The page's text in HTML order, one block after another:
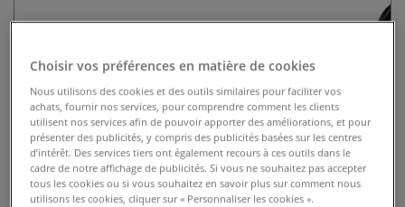
Choisir vos préférences en matière de cookies
Nous utilisons des cookies et des outils similaires pour faciliter vos
achats, fournir nos services, pour comprendre comment les clients
utilisent nos services afin de pouvoir apporter des améliorations, et pour
présenter des publicités, y compris des publicités basées sur les centres
d’intérêt. Des services tiers ont également recours à ces outils dans le
cadre de notre affichage de publicités. Si vous ne souhaitez pas accepter
tous les cookies ou si vous souhaitez en savoir plus sur comment nous
utilisons les cookies, cliquer sur « Personnaliser les cookies ».